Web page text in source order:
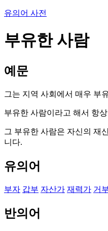
유의어 사전
부유한 사람
예문
그는 지역 사회에서 매우 부
부유한 사람이라고 해서 항
그 부유한 사람은 자신의 재
니다.
유의어
부자 갑부 자산가 재력가 거
반의어